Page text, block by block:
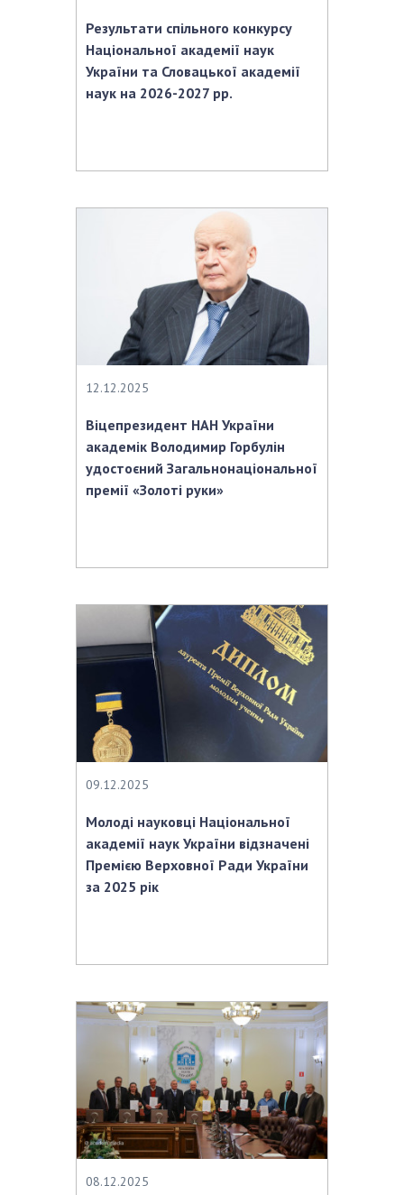
Результати спільного конкурсу
Національної академії наук
України та Словацької академії
наук на 2026-2027 рр.
12.12.2025
Віцепрезидент НАН України
академік Володимир Горбулін
удостоєний Загальнонаціональної
премії «Золоті руки»
09.12.2025
Молоді науковці Національної
академії наук України відзначені
Премією Верховної Ради України
за 2025 рік
08.12.2025